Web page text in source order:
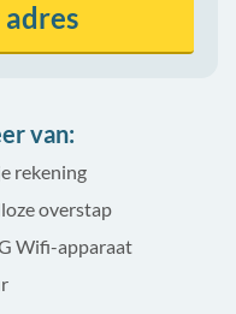
adres
van:
rekening
overstap
Wifi-apparaat